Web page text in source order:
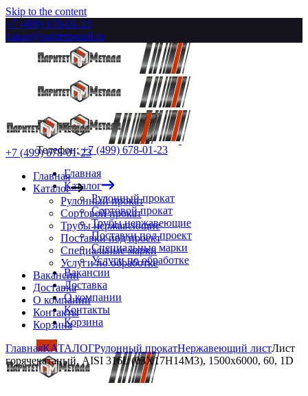
Skip to the content
+7 (499) 678-01-23
zakaz@paritetmetall.ru
Телефон:+7 (499) 678-01-23
Главная
Каталог
Рулонный прокат
Сортовой прокат
Трубы нержавеющие
Поставки под проект
Специальные марки
Услуги по обработке
Вакансии
Доставка
О компании
Контакты
Корзина
+7 (499) 678-01-23
Главная
Каталог
Рулонный прокат
Сортовой прокат
Трубы нержавеющие
Поставки под проект
Специальные марки
Услуги по обработке
Вакансии
Доставка
О компании
Контакты
Корзина
ГлавнаяКАТАЛОГРулонный прокатНержавеющий листЛист
горячекатаный, AISI 316L (03Х17Н14М3), 1500х6000, 60, 1D